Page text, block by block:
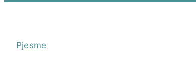
Pjesme